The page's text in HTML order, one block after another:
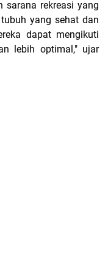
sarana rekreasi yang
yang sehat dan
dapat mengikuti
lebih optimal," ujar